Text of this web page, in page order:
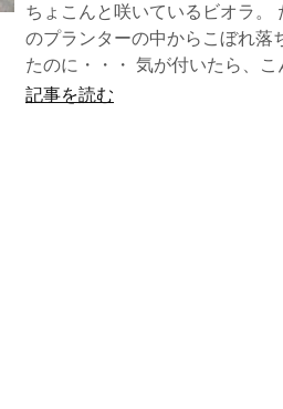
ちょこんと咲いているビオラ。
のプランターの中からこぼれ落
たのに・・・ 気が付いたら、こ
記事を読む